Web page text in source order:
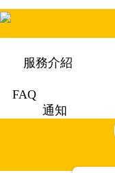
服務介紹
FAQ
通知